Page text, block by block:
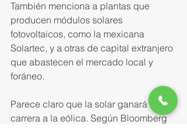
También menciona a plantas que
producen módulos solares
fotovoltaicos, como la mexicana
Solartec, y a otras de capital ex­tranjero
que abastecen el mercado local y
foráneo.
Parece claro que la solar ga­nará la
carrera a la eólica. Según Bloomberg